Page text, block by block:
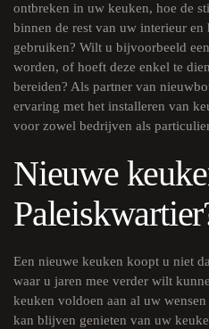
ontbreken in uw keuken, hoe de
binnen de rest van uw interieur
gebruiken? Wilt u bijvoorbeeld
worden, of hoeft deze enkel te
bereiden? Als partner van
ervaring met het installeren van
voor zowel bedrijven als
Nieuwe
Een nieuwe keuken koopt u niet
waar u jaren mee verder wilt
keuken voldoen aan al uw
kan blijven genieten van uw